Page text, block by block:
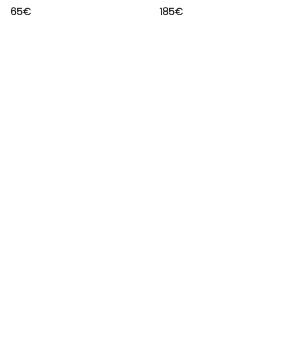
65€ 185€